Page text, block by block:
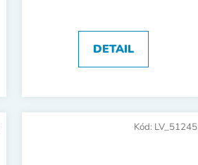
DETAIL
Kód: LV_51245